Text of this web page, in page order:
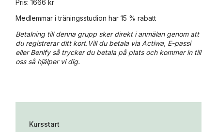
Pris: 1666 kr
Medlemmar i träningsstudion har 15 % rabatt
Betalning till denna grupp sker direkt i anmälan genom att
du registrerar ditt kort.Vill du betala via Actiwa, E-passi
eller Benify så trycker du betala på plats och kommer in till
oss så hjälper vi dig.
Kursstart